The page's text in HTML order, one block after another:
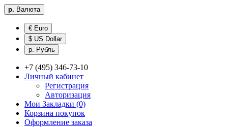
р. Валюта
€ Euro
$ US Dollar
р. Рубль
+7 (495) 346-73-10
Личный кабинет
Регистрация
Авторизация
Мои Закладки (0)
Корзина покупок
Оформление заказа